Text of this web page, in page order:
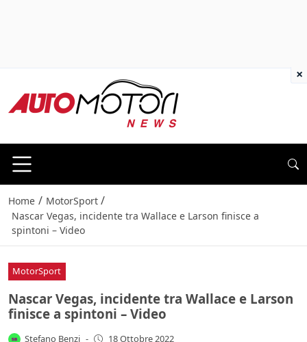
Home / MotorSport /
Nascar Vegas, incidente tra Wallace e Larson finisce a
spintoni – Video
MotorSport
Nascar Vegas, incidente tra Wallace e Larson
finisce a spintoni – Video
Stefano Benzi - 18 Ottobre 2022
×